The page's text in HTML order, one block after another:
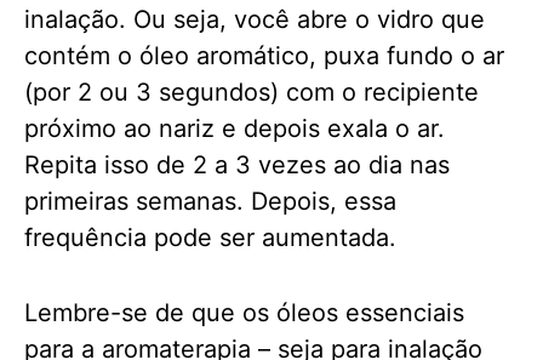
inalação. Ou seja, você abre o vidro que
contém o óleo aromático, puxa fundo o ar
(por 2 ou 3 segundos) com o recipiente
próximo ao nariz e depois exala o ar.
Repita isso de 2 a 3 vezes ao dia nas
primeiras semanas. Depois, essa
frequência pode ser aumentada.
Lembre-se de que os óleos essenciais
para a aromaterapia – seja para inalação